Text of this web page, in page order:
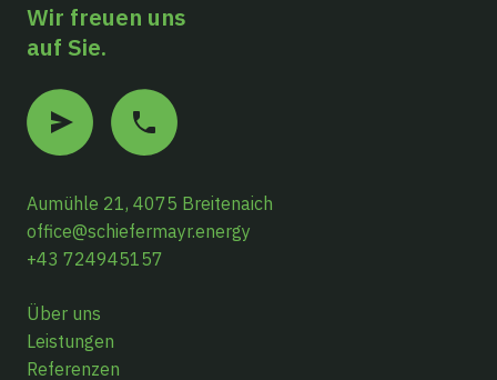
Wir freuen uns
auf Sie.
Aumühle 21, 4075 Breitenaich
office@schiefermayr.energy
+43 724945157
Über uns
Leistungen
Referenzen